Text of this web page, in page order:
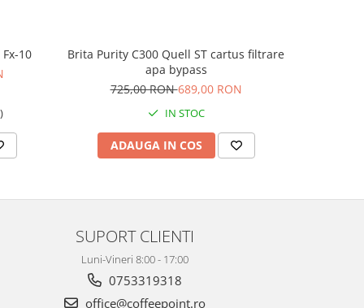
10
Brita Purity C300 Quell ST cartus filtrare
apa bypass
725,00 RON689,00 RON
IN STOC
ADAUGA IN COS
SUPORT CLIENTI
Luni-Vineri 8:00 - 17:00
0753319318
office@coffeepoint.ro